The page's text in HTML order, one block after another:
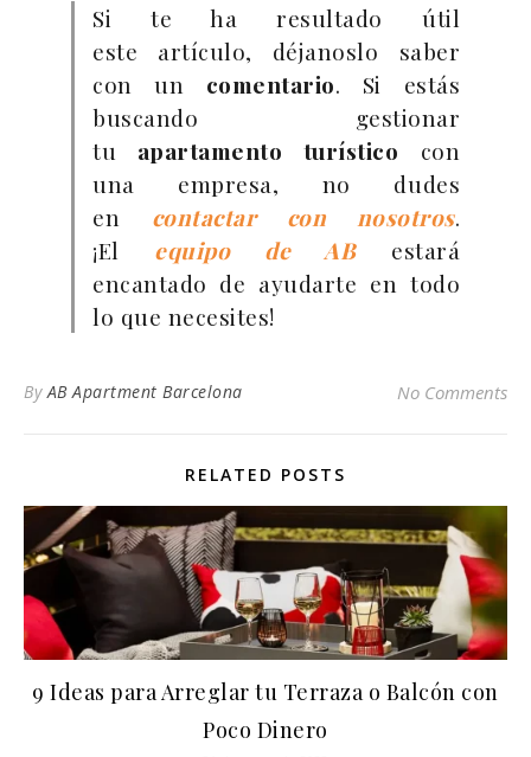
Si te ha resultado útil
este artículo, déjanoslo saber
con un comentario. Si estás
buscando gestionar
tu apartamento turístico con
una empresa, no dudes
en contactar con nosotros.
¡El equipo de ABestará
encantado de ayudarte en todo
lo que necesites!
By AB Apartment Barcelona No Comments
RELATED POSTS
9 Ideas para Arreglar tu Terraza o Balcón con
Poco Dinero